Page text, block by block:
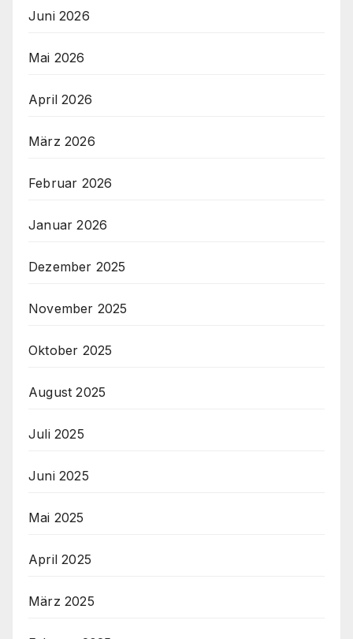
Juni 2026
Mai 2026
April 2026
März 2026
Februar 2026
Januar 2026
Dezember 2025
November 2025
Oktober 2025
August 2025
Juli 2025
Juni 2025
Mai 2025
April 2025
März 2025